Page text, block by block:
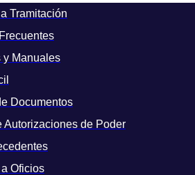
Tramitación
y Manuales
Documentos
Autorizaciones de Poder
Oficios